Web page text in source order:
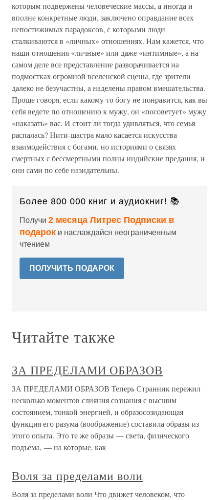
которым подвержены человеческие массы, а иногда и
вполне конкретные люди, заключено оправдание всех
непостижимых парадоксов, с которыми люди
сталкиваются в «личных» отношениях. Нам кажется, что
наши отношения «личные» или даже «интимные», а на
самом деле все представление разворачивается на
подмостках огромной вселенской сцены, где зрители
далеко не безучастны, а наделены правом вмешательства.
Проще говоря, если какому-то богу не понравится, как вы
себя ведете по отношению к мужу, он «посоветует» мужу
«наказать» вас. И стоит ли тогда удивляться, что семья
распалась? Нити-шастра мало касается искусства
взаимодействия с богами, но историями о связях
смертных с бессмертными полны индийские предания, и
они сами по себе назидательны.
Более 800 000 книг и аудиокниг! 📚
Получи 2 месяца Литрес Подписки в
подарок и наслаждайся неограниченным
чтением
ПОЛУЧИТЬ ПОДАРОК
Читайте также
ЗА ПРЕДЕЛАМИ ОБРАЗОВ
ЗА ПРЕДЕЛАМИ ОБРАЗОВ Теперь Странник пережил
несколько моментов слияния сознания с высшим
состоянием, тонкой энергией, и образосозидающая
функция его разума (воображение) составила образы из
этого опыта. Это те же образы — света, физического
подъема, — на которые, как
Воля за пределами воли
Воля за пределами воли Что движет человеком, что